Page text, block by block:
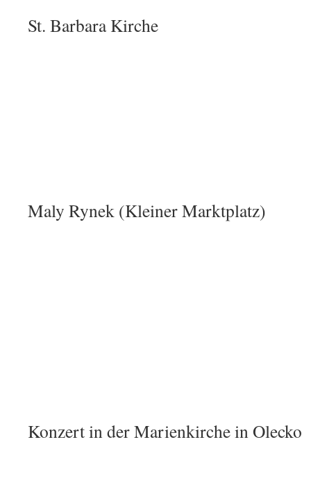
St. Barbara Kirche
Maly Rynek (Kleiner Marktplatz)
Konzert in der Marienkirche in Olecko